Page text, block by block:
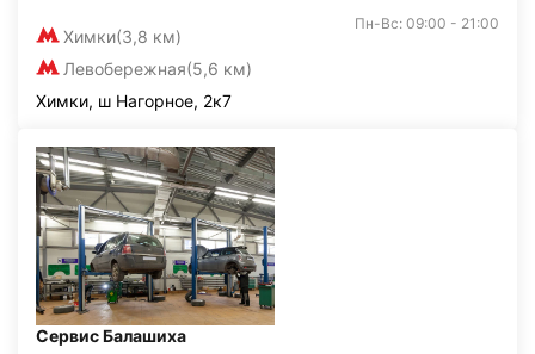
Химки(3,8 км)
Левобережная(5,6 км)
Пн-Вс: 09:00 - 21:00
Химки, ш Нагорное, 2к7
Сервис Балашиха